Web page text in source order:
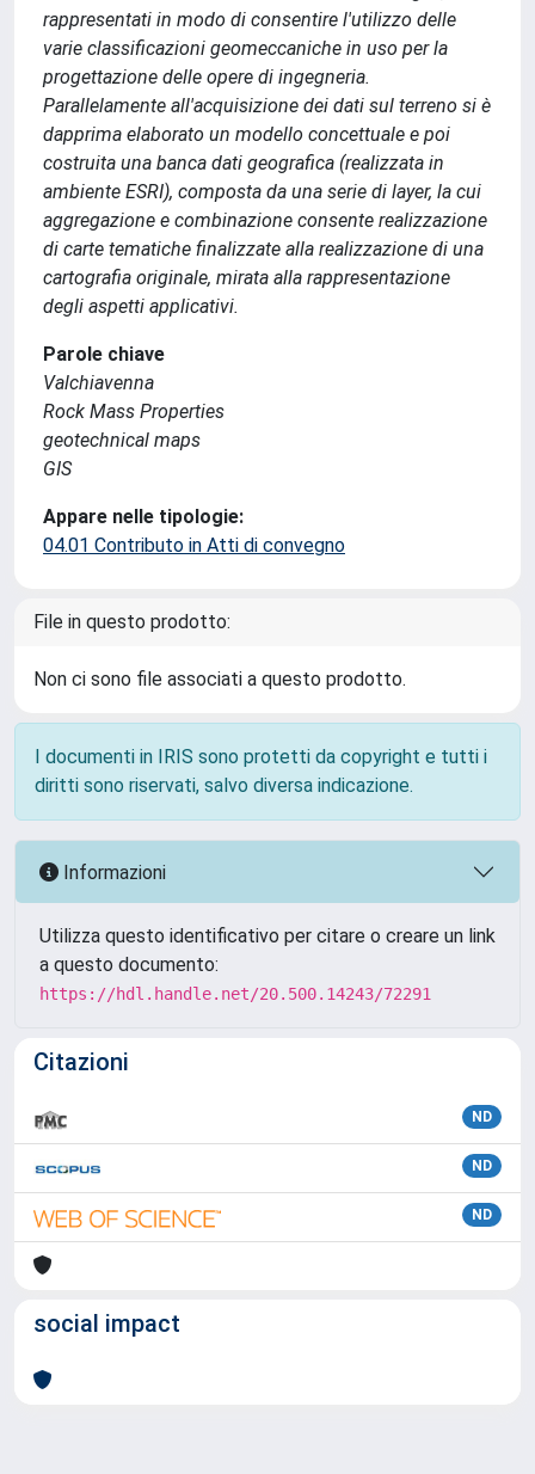
rappresentati in modo di consentire l'utilizzo delle
varie classificazioni geomeccaniche in uso per la
progettazione delle opere di ingegneria.
Parallelamente all'acquisizione dei dati sul terreno si è
dapprima elaborato un modello concettuale e poi
costruita una banca dati geografica (realizzata in
ambiente ESRI), composta da una serie di layer, la cui
aggregazione e combinazione consente realizzazione
di carte tematiche finalizzate alla realizzazione di una
cartografia originale, mirata alla rappresentazione
degli aspetti applicativi.
Parole chiave
Valchiavenna
Rock Mass Properties
geotechnical maps
GIS
Appare nelle tipologie:
04.01 Contributo in Atti di convegno
File in questo prodotto:
Non ci sono file associati a questo prodotto.
I documenti in IRIS sono protetti da copyright e tutti i
diritti sono riservati, salvo diversa indicazione.
Informazioni
Utilizza questo identificativo per citare o creare un link
a questo documento:
https://hdl.handle.net/20.500.14243/72291
Citazioni
ND
ND
ND
social impact